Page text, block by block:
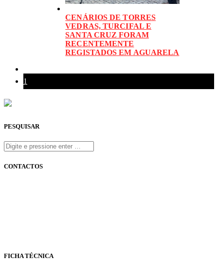
CENÁRIOS DE TORRES
VEDRAS, TURCIFAL E
SANTA CRUZ FORAM
RECENTEMENTE
REGISTADOS EM AGUARELA
1
PESQUISAR
CONTACTOS
FICHA TÉCNICA